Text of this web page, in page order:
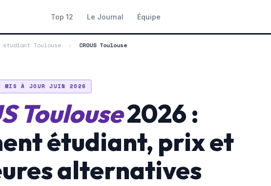
Top 12 Le Journal Équipe
étudiant Toulouse › CROUS Toulouse
MIS À JOUR JUIN 2026
Toulouse2026 :
étudiant, prix et
alternatives